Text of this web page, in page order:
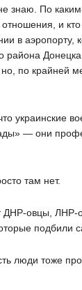
знаю. По
и
в аэропорту,
района
по крайней
украинские
— они
там нет.
ДНР-овцы, ЛНР-
подбили
люди тоже